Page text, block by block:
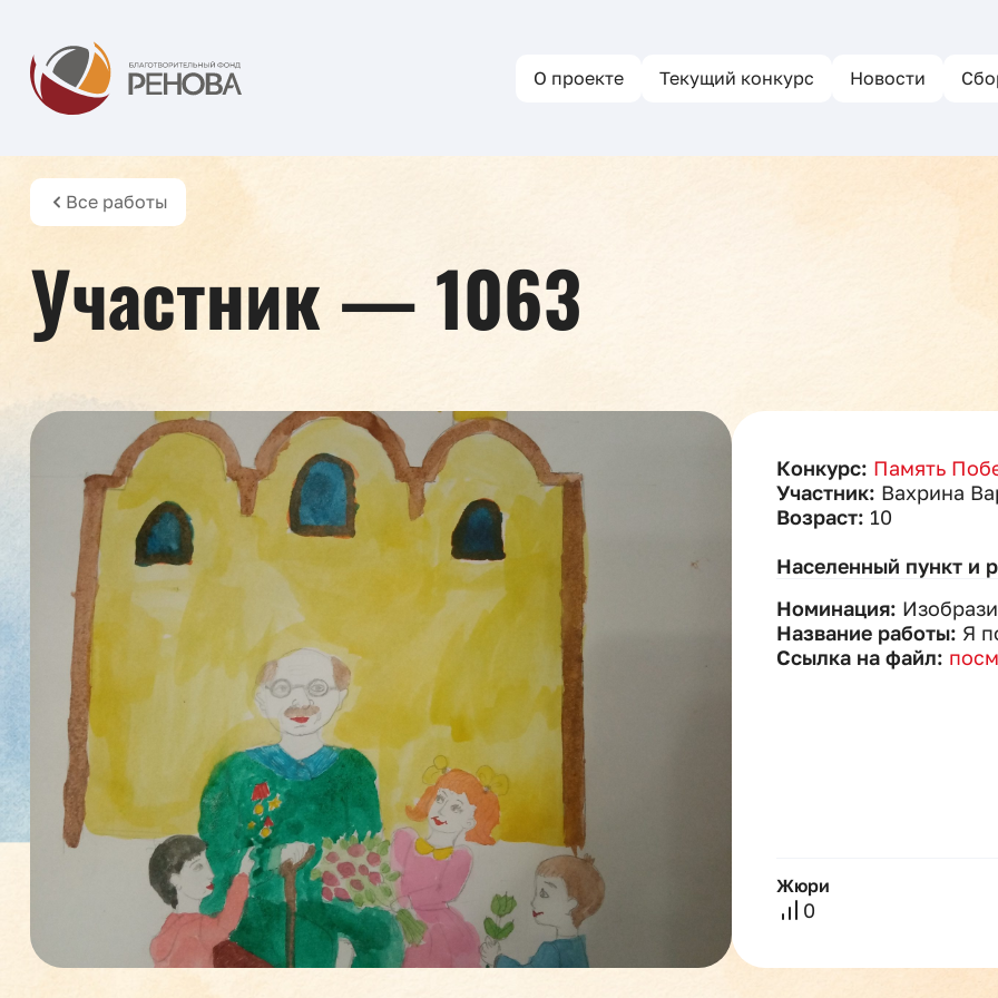
О проекте Текущий конкурс Новости
Все работы
Участник — 1063
Конкурс: Память
Участник: Вахрина
Возраст: 10
Населенный пункт и
Номинация:
Название работы: Я
Ссылка на файл:
Жюри
0